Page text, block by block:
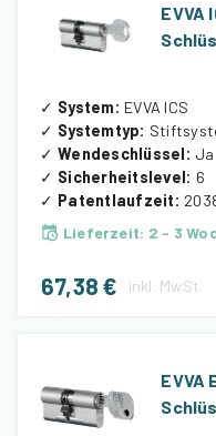
EVVA
✓ System: EVVA ICS
✓ Systemtyp:
✓ Wendeschlüssel: Ja
✓ Sicherheitslevel: 6
✓ Patentlaufzeit:
Lieferzeit: 2 - 3
67,38 € inkl. MwSt.
EVVA